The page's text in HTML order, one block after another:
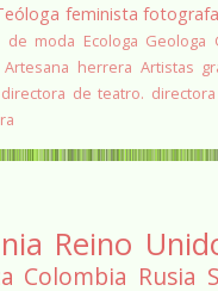
feminista fotografa
de moda Ecologa Geologa
Artesana herrera Artistas
directora de teatro.
Reino
Colombia Rusia